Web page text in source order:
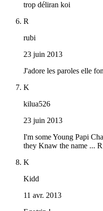
trop déliran koi
R
rubi
23 juin 2013
J'adore les paroles elle
K
kilua526
23 juin 2013
I'm some Young Papi
they Knaw the name ...
K
Kidd
11 avr. 2013